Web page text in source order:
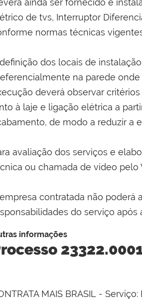
ainda ser fornecido e
de tvs, Interruptor
normas técnicas
dos locais de
na parede
deverá observar
à laje e ligação elétrica a
de modo a reduzir a
avaliação dos serviços e
ou chamada de vídeo pelo
contratada não poderá
do serviço após
informações
MAIS BRASIL -